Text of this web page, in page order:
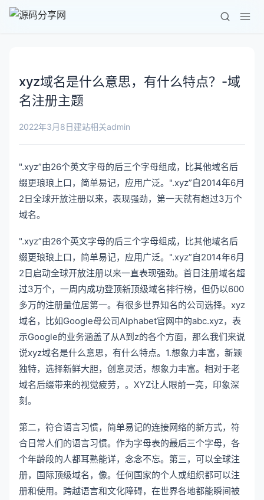
xyz域名是什么意思，有什么特点？-域
名注册主题
2022年3月8日建站相关admin
".xyz”由26个英文字母的后三个字母组成，比其他域名后
缀更琅琅上口，简单易记，应用广泛。".xyz”自2014年6月
2日全球开放注册以来，表现强劲，第一天就有超过3万个
域名。
".xyz”由26个英文字母的后三个字母组成，比其他域名后
缀更琅琅上口，简单易记，应用广泛。".xyz”自2014年6月
2日启动全球开放注册以来一直表现强劲。首日注册域名超
过3万个，一周内成功登顶新顶级域名排行榜，但仍以600
多万的注册量位居第一。有很多世界知名的公司选择。xyz
域名，比如Google母公司Alphabet官网中的abc.xyz，表
示Google的业务涵盖了从A到z的各个方面，那么我们来说
说xyz域名是什么意思，有什么特点。1.想象力丰富，新颖
独特，选择新鲜大胆，创意灵活，想象力丰富。相对于老
域名后缀带来的视觉疲劳，。XYZ让人眼前一亮，印象深
刻。
第二，符合语言习惯，简单易记的连接网络的新方式，符
合日常人们的语言习惯。作为字母表的最后三个字母，各
个年龄段的人都耳熟能详，念念不忘。第三，可以全球注
册，国际顶级域名，像。任何国家的个人或组织都可以注
册和使用。跨越语言和文化障碍，在世界各地都能瞬间被